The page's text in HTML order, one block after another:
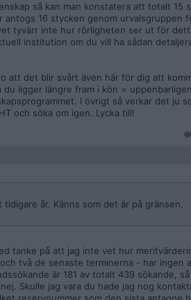
så kan man konstatera att totalt 15
16 stycken genom urvalsgruppen
tyvärr inte hur rörligheten ser ut för
institution om du vill ha sådan
att det blir svårt även här för dig att
ligger längre fram i kön =
I övrigt så verkar det ju
och söka om igen. Lycka till!
år. Känns som det är på gränsen,
tanke på att jag inte vet hur
två de senaste terminerna - har ingen
är 181 av totalt 439 sökande, så
Skulle jag vara du hade jag nog